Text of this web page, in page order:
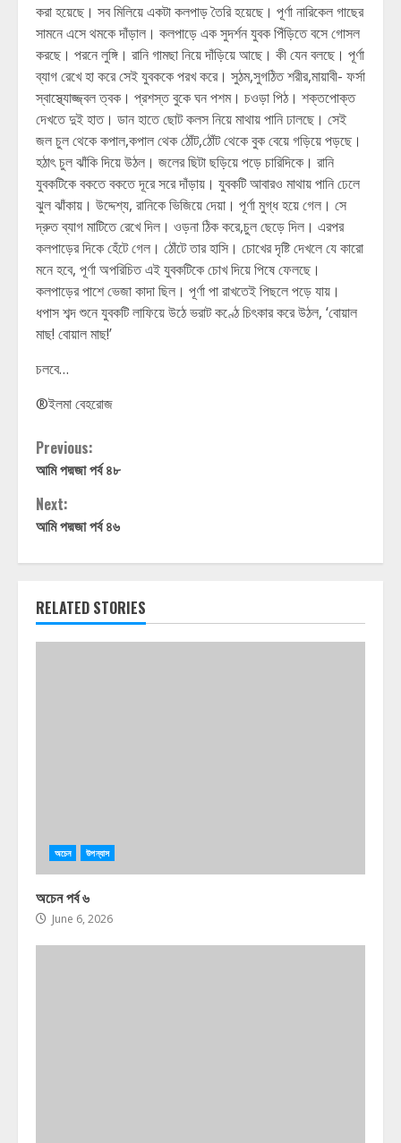
করা হয়েছে। সব মিলিয়ে একটা কলপাড় তৈরি হয়েছে। পূর্ণা নারিকেল গাছের
সামনে এসে থমকে দাঁড়াল। কলপাড়ে এক সুদর্শন যুবক পিঁড়িতে বসে গোসল
করছে। পরনে লুঙ্গি। রানি গামছা নিয়ে দাঁড়িয়ে আছে। কী যেন বলছে। পূর্ণা
ব্যাগ রেখে হা করে সেই যুবককে পরখ করে। সুঠম,সুগঠিত শরীর,মায়াবী- ফর্সা
স্বাস্থ্যোজ্জ্বল ত্বক। প্রশস্ত বুকে ঘন পশম। চওড়া পিঠ। শক্তপোক্ত
দেখতে দুই হাত। ডান হাতে ছোট কলস নিয়ে মাথায় পানি ঢালছে। সেই
জল চুল থেকে কপাল,কপাল থেক ঠোঁট,ঠোঁট থেকে বুক বেয়ে গড়িয়ে পড়ছে।
হঠাৎ চুল ঝাঁকি দিয়ে উঠল। জলের ছিটা ছড়িয়ে পড়ে চারিদিকে। রানি
যুবকটিকে বকতে বকতে দূরে সরে দাঁড়ায়। যুবকটি আবারও মাথায় পানি ঢেলে
ঝুল ঝাঁকায়। উদ্দেশ্য, রানিকে ভিজিয়ে দেয়া। পূর্ণা মুগ্ধ হয়ে গেল। সে
দ্রুত ব্যাগ মাটিতে রেখে দিল। ওড়না ঠিক করে,চুল ছেড়ে দিল। এরপর
কলপাড়ের দিকে হেঁটে গেল। ঠোঁটে তার হাসি। চোখের দৃষ্টি দেখলে যে কারো
মনে হবে, পূর্ণা অপরিচিত এই যুবকটিকে চোখ দিয়ে পিষে ফেলছে।
কলপাড়ের পাশে ভেজা কাদা ছিল। পূর্ণা পা রাখতেই পিছলে পড়ে যায়।
ধপাস শব্দ শুনে যুবকটি লাফিয়ে উঠে ভরাট কণ্ঠে চিৎকার করে উঠল, ‘বোয়াল
মাছ! বোয়াল মাছ!’
চলবে…
®ইলমা বেহরোজ
Continue
Reading
Previous:
আমি পদ্মজা পর্ব ৪৮
Next:
আমি পদ্মজা পর্ব ৪৬
RELATED STORIES
অচেন উপন্যাস
অচেন পর্ব ৬
June 6, 2026